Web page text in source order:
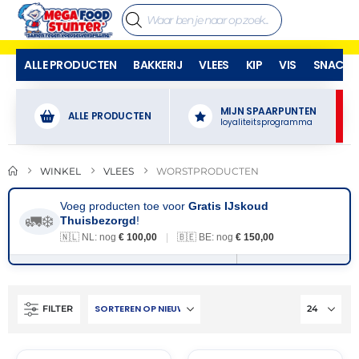
ALLE PRODUCTEN BAKKERIJ VLEES KIP VIS SNACKS
ALLE PRODUCTEN MIJN SPAARPUNTEN
loyaliteitsprogramma
WINKEL VLEES WORSTPRODUCTEN
🚛❄️
Voeg producten toe voor Gratis IJskoud
Thuisbezorgd!
🇳🇱 NL: nog € 100,00 | 🇧🇪 BE: nog € 150,00
FILTER
THT: